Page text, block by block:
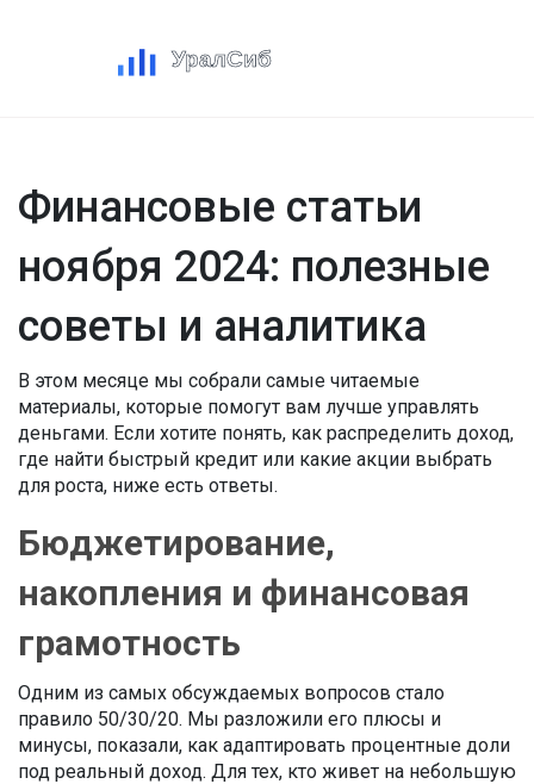
Финансовые статьи
ноября 2024: полезные
советы и аналитика
В этом месяце мы собрали самые читаемые
материалы, которые помогут вам лучше управлять
деньгами. Если хотите понять, как распределить доход,
где найти быстрый кредит или какие акции выбрать
для роста, ниже есть ответы.
Бюджетирование,
накопления и финансовая
грамотность
Одним из самых обсуждаемых вопросов стало
правило 50/30/20. Мы разложили его плюсы и
минусы, показали, как адаптировать процентные доли
под реальный доход. Для тех, кто живет на небольшую